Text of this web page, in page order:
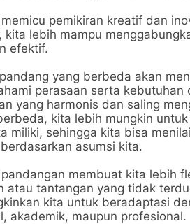
pemikiran kreatif dan
lebih mampu
efektif.
yang berbeda akan
perasaan serta kebutuhan
yang harmonis dan saling
kita lebih mungkin
miliki, sehingga kita bisa
asumsi kita.
membuat kita lebih
atau tantangan yang tidak
kita untuk beradaptasi
akademik, maupun profesional.